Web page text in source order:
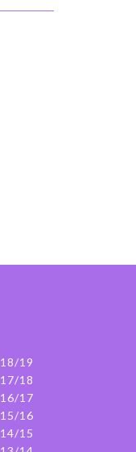
18/19
17/18
16/17
15/16
14/15